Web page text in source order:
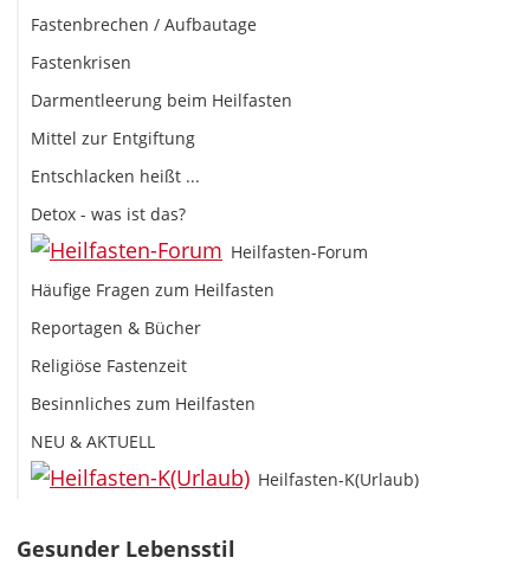
Fastenbrechen / Aufbautage
Fastenkrisen
Darmentleerung beim Heilfasten
Mittel zur Entgiftung
Entschlacken heißt ...
Detox - was ist das?
Heilfasten-Forum
Häufige Fragen zum Heilfasten
Reportagen & Bücher
Religiöse Fastenzeit
Besinnliches zum Heilfasten
NEU & AKTUELL
Heilfasten-K(Urlaub)
Gesunder Lebensstil